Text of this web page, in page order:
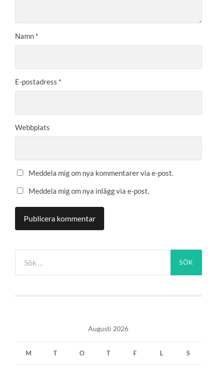
Namn *
E-postadress *
Webbplats
Meddela mig om nya kommentarer via e-post.
Meddela mig om nya inlägg via e-post.
efter:
Augusti 2026
M T O T F L S